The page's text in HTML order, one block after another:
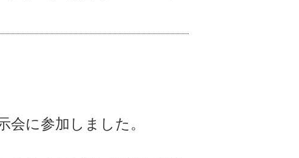
に参加しました。